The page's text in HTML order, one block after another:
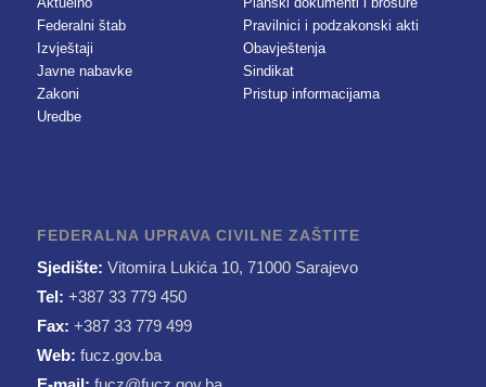
Federalni štab
Izvještaji
Javne nabavke
Zakoni
Uredbe
Pravilnici i podzakonski akti
Obavještenja
Sindikat
Pristup informacijama
FEDERALNA UPRAVA CIVILNE ZAŠTITE
Sjedište: Vitomira Lukića 10, 71000 Sarajevo
Tel: +387 33 779 450
Fax: +387 33 779 499
Web: fucz.gov.ba